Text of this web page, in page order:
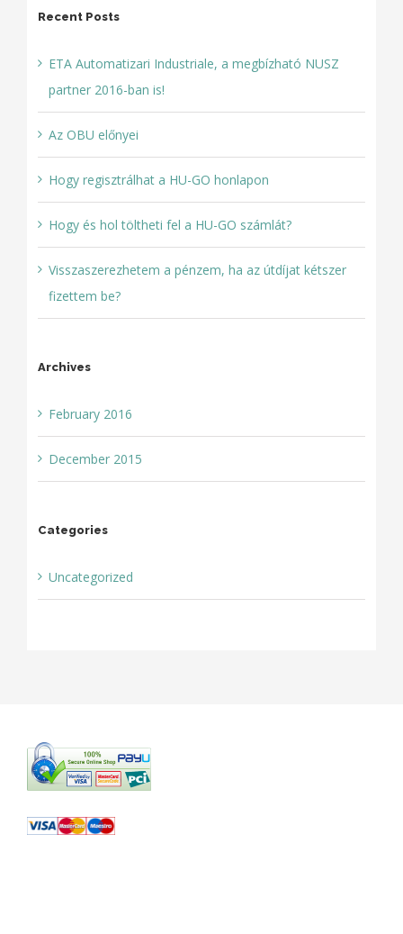
Recent Posts
ETA Automatizari Industriale, a megbízható NUSZ
partner 2016-ban is!
Az OBU előnyei
Hogy regisztrálhat a HU-GO honlapon
Hogy és hol töltheti fel a HU-GO számlát?
Visszaszerezhetem a pénzem, ha az útdíjat kétszer
fizettem be?
Archives
February 2016
December 2015
Categories
Uncategorized